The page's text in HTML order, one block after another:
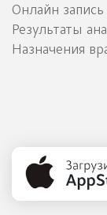
Онлайн
Результаты
Назначения